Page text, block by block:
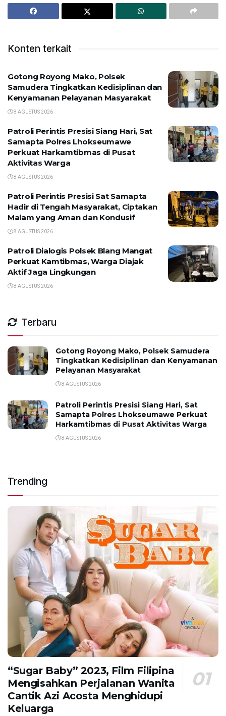
Konten terkait
Gotong Royong Mako, Polsek
Samudera Tingkatkan Kedisiplinan dan
Kenyamanan Pelayanan Masyarakat
8 AGUSTUS 2026
Patroli Perintis Presisi Siang Hari, Sat
Samapta Polres Lhokseumawe
Perkuat Harkamtibmas di Pusat
Aktivitas Warga
8 AGUSTUS 2026
Patroli Perintis Presisi Sat Samapta
Hadir di Tengah Masyarakat, Ciptakan
Malam yang Aman dan Kondusif
8 AGUSTUS 2026
Patroli Dialogis Polsek Blang Mangat
Perkuat Kamtibmas, Warga Diajak
Aktif Jaga Lingkungan
8 AGUSTUS 2026
Terbaru
Gotong Royong Mako, Polsek Samudera
Tingkatkan Kedisiplinan dan Kenyamanan
Pelayanan Masyarakat
8 AGUSTUS 2026
Patroli Perintis Presisi Siang Hari, Sat
Samapta Polres Lhokseumawe Perkuat
Harkamtibmas di Pusat Aktivitas Warga
8 AGUSTUS 2026
Trending
“Sugar Baby” 2023, Film Filipina
Mengisahkan Perjalanan Wanita
Cantik Azi Acosta Menghidupi
Keluarga